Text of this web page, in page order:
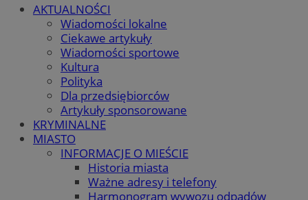
AKTUALNOŚCI
Wiadomości lokalne
Ciekawe artykuły
Wiadomości sportowe
Kultura
Polityka
Dla przedsiębiorców
Artykuły sponsorowane
KRYMINALNE
MIASTO
INFORMACJE O MIEŚCIE
Historia miasta
Ważne adresy i telefony
Harmonogram wywozu odpadów